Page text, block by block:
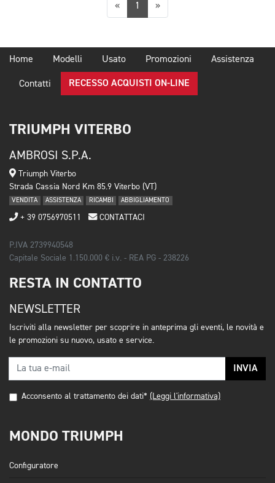
«Precedente
1 »Successiva
Home Modelli Usato Promozioni Assistenza
Contatti RECESSO ACQUISTI ON-LINE
TRIUMPH VITERBO
AMBROSI S.P.A.
Triumph Viterbo
Strada Cassia Nord Km 85.9 Viterbo (VT)
VENDITA ASSISTENZA RICAMBI ABBIGLIAMENTO
+ 39 0756970511 CONTATTACI
P.IVA 2739940548
Capitale Sociale 1.150.000 € i.v. - REA PG - 238226
RESTA IN CONTATTO
NEWSLETTER
Iscriviti alla newsletter per scoprire in anteprima gli eventi, le novità e
le promozioni su nuovo, usato e service.
INVIA
Acconsento al trattamento dei dati* (Leggi l'informativa)
MONDO TRIUMPH
Configuratore